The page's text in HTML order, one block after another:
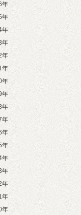
年
年
年
年
年
年
年
年
年
年
年
年
年
年
年
年
年